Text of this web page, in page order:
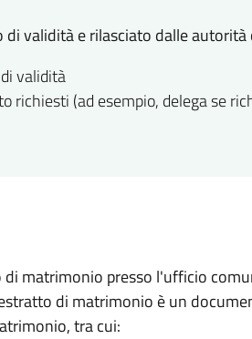
di validità e rilasciato dalle
validità
richiesti (ad esempio, delega se
matrimonio presso l'ufficio
di matrimonio è un
tra cui: